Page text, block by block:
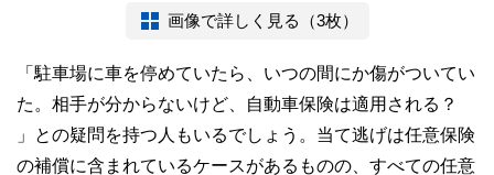
画像で詳しく見る（3枚）
「駐車場に車を停めていたら、いつの間にか傷がついてい
た。相手が分からないけど、自動車保険は適用される？
」との疑問を持つ人もいるでしょう。当て逃げは任意保険
の補償に含まれているケースがあるものの、すべての任意